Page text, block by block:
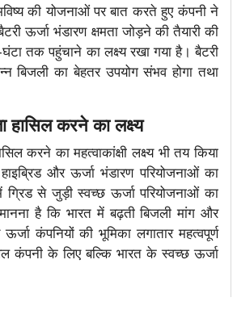
की योजनाओं पर बात करते हुए कंपनी ने
ऊर्जा भंडारण क्षमता जोड़ने की तैयारी की
तक पहुंचाने का लक्ष्य रखा गया है। बैटरी
बिजली का बेहतर उपयोग संभव होगा तथा
हासिल करने का लक्ष्य
करने का महत्वाकांक्षी लक्ष्य भी तय किया
और ऊर्जा भंडारण परियोजनाओं का
ग्रिड से जुड़ी स्वच्छ ऊर्जा परियोजनाओं का
है कि भारत में बढ़ती बिजली मांग और
कंपनियों की भूमिका लगातार महत्वपूर्ण
कंपनी के लिए बल्कि भारत के स्वच्छ ऊर्जा